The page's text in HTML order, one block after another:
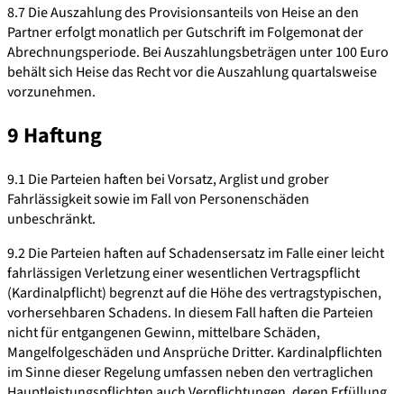
8.7 Die Auszahlung des Provisionsanteils von Heise an den
Partner erfolgt monatlich per Gutschrift im Folgemonat der
Abrechnungsperiode. Bei Auszahlungsbeträgen unter 100 Euro
behält sich Heise das Recht vor die Auszahlung quartalsweise
vorzunehmen.
9 Haftung
9.1 Die Parteien haften bei Vorsatz, Arglist und grober
Fahrlässigkeit sowie im Fall von Personenschäden
unbeschränkt.
9.2 Die Parteien haften auf Schadensersatz im Falle einer leicht
fahrlässigen Verletzung einer wesentlichen Vertragspflicht
(Kardinalpflicht) begrenzt auf die Höhe des vertragstypischen,
vorhersehbaren Schadens. In diesem Fall haften die Parteien
nicht für entgangenen Gewinn, mittelbare Schäden,
Mangelfolgeschäden und Ansprüche Dritter. Kardinalpflichten
im Sinne dieser Regelung umfassen neben den vertraglichen